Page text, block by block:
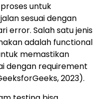
untuk
sesuai dengan
error. Salah satu jenis
adalah functional
memastikan
dengan requirement
2023).